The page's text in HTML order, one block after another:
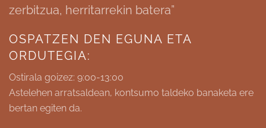
zerbitzua, herritarrekin batera”
OSPATZEN DEN EGUNA ETA
ORDUTEGIA:
Ostirala goizez: 9:00-13:00
Astelehen arratsaldean, kontsumo taldeko banaketa ere
bertan egiten da.